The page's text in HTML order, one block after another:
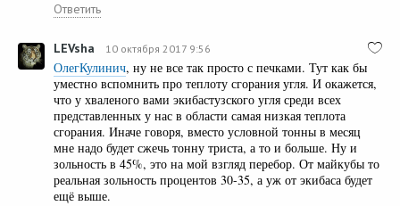
Ответить
LEVsha 10 октября 2017 9:56
ОлегКулинич, ну не все так просто с печками. Тут как бы
уместно вспомнить про теплоту сгорания угля. И окажется,
что у хваленого вами экибастузского угля среди всех
представленных у нас в области самая низкая теплота
сгорания. Иначе говоря, вместо условной тонны в месяц
мне надо будет сжечь тонну триста, а то и больше. Ну и
зольность в 45%, это на мой взгляд перебор. От майкубы то
реальная зольность процентов 30-35, а уж от экибаса будет
ещё выше.